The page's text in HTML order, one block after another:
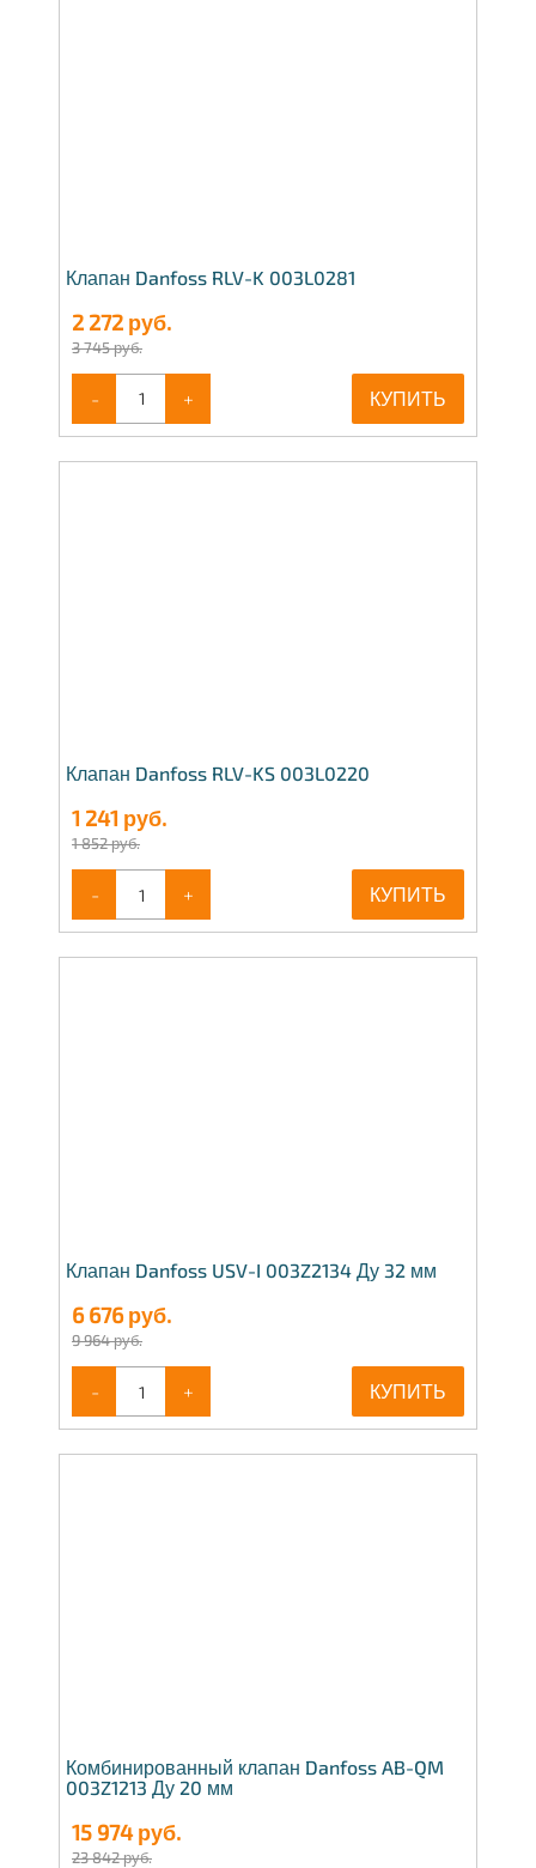
Клапан Danfoss RLV-K 003L0281
2 272 руб.
3 745 руб.
- + КУПИТЬ
Клапан Danfoss RLV-KS 003L0220
1 241 руб.
1 852 руб.
- + КУПИТЬ
Клапан Danfoss USV-I 003Z2134 Ду 32 мм
6 676руб.
9 964 руб.
- + КУПИТЬ
Комбинированный клапан Danfoss AB-QM
003Z1213 Ду 20 мм
15 974руб.
23 842 руб.